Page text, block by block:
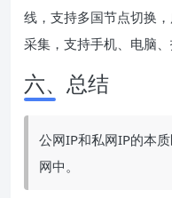
线，支持多国节点切换
采集，支持手机、电脑
六、总结
公网IP和私网IP的本
网中。